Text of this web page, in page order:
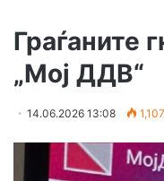
Граѓаните
„Мој ДДВ“
14.06.2026 13:08 1,107